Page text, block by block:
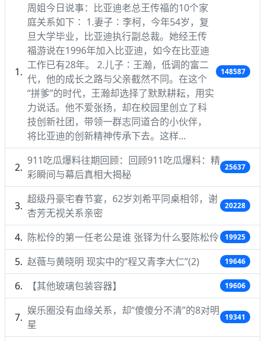
周姐今日说事：比亚迪老总王传福的10个家
庭关系如下∶ 1.妻子∶李柯，今年54岁，复
旦大学毕业，比亚迪执行副总裁。她经王传
福游说在1996年加入比亚迪，如今在比亚迪
工作已有28年。 2.儿子∶王瀚，低调的富二
代，他的成长之路与父亲截然不同。在这个
“拼爹”的时代，王瀚却选择了默默耕耘，用实
力说话。他不爱张扬，却在校园里创立了科
技创新社团，带领一群志同道合的小伙伴，
将比亚迪的创新精神传承下去。这样...
148587
911吃瓜爆料往期回顾：回顾911吃瓜爆料：精
彩瞬间与幕后真相大揭秘
25637
超级丹豪宅春节宴，62岁刘希平同桌相邻，谢
杏芳无视关系亲密
20228
陈松伶的第一任老公是谁 张铎为什么娶陈松伶 19925
赵薇与黄晓明 现实中的“程又青李大仁”(2) 19646
【其他玻璃包装容器】 19606
娱乐圈没有血缘关系，却“傻傻分不清”的8对明
星
19341